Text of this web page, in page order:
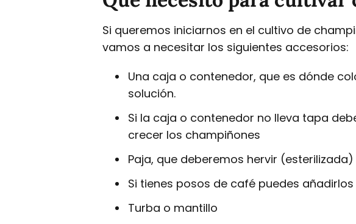
Si queremos iniciarnos en el cultivo de
vamos a necesitar los siguientes accesorios:
Una caja o contenedor, que es dónde
solución.
Si la caja o contenedor no lleva tapa
crecer los champiñones
Paja, que deberemos hervir (esterilizada)
Si tienes posos de café puedes
Turba o mantillo